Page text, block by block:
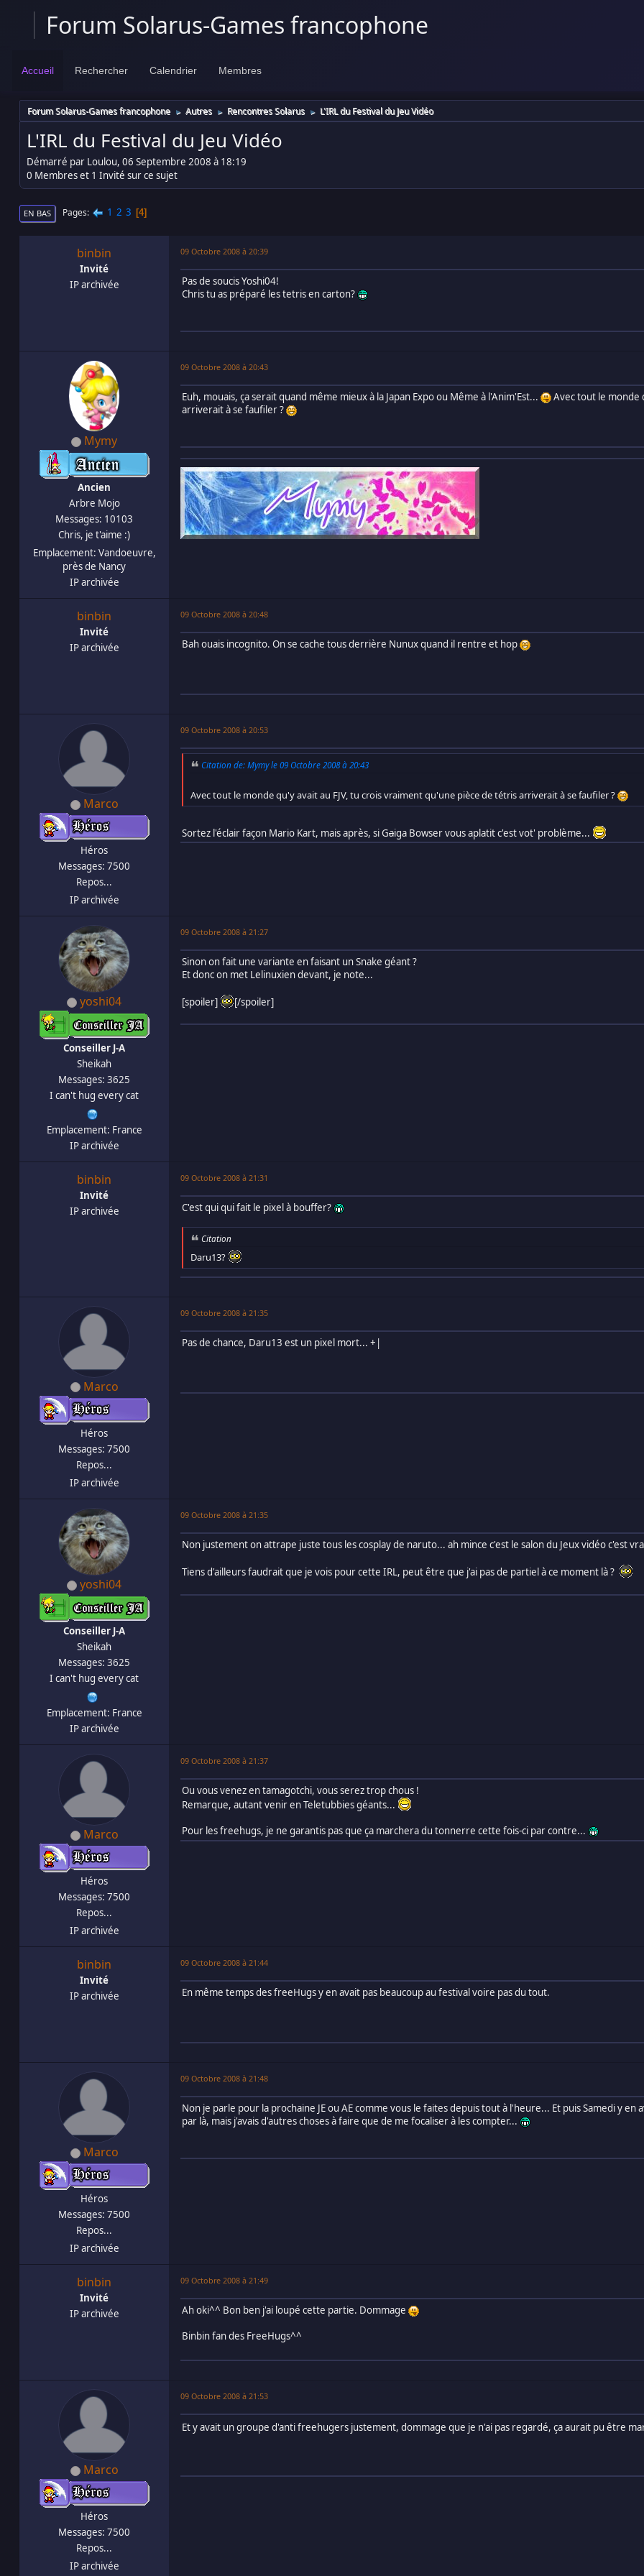
Forum Solarus-Games francophone
Accueil Rechercher Calendrier Membres
Forum Solarus-Games francophone ► Autres ► Rencontres Solarus ► L'IRL du Festival du Jeu Vidéo
L'IRL du Festival du Jeu Vidéo
Démarré par Loulou, 06 Septembre 2008 à 18:19
0 Membres et 1 Invité sur ce sujet
EN BAS Pages 1 2 3 4
binbin
Invité
IP archivée
09 Octobre 2008 à 20:39
Pas de soucis Yoshi04!
Chris tu as préparé les tetris en carton?
Mymy
Ancien
Arbre Mojo
Messages: 10103
Chris, je t'aime :)
Emplacement: Vandoeuvre,
près de Nancy
IP archivée
09 Octobre 2008 à 20:43
Euh, mouais, ça serait quand même mieux à la Japan Expo ou Même à l'Anim'Est...
Avec tout le monde
arriverait à se faufiler ?
binbin
Invité
IP archivée
09 Octobre 2008 à 20:48
Bah ouais incognito. On se cache tous derrière Nunux quand il rentre et hop
Marco
Héros
Messages: 7500
Repos...
IP archivée
09 Octobre 2008 à 20:53
Citation de: Mymy le 09 Octobre 2008 à 20:43
Avec tout le monde qu'y avait au FJV, tu crois vraiment qu'une pièce de tétris arriverait à se faufiler ?
Sortez l'éclair façon Mario Kart, mais après, si Gaiga Bowser vous aplatit c'est vot' problème...
yoshi04
Conseiller J-A
Sheikah
Messages: 3625
I can't hug every cat
Emplacement: France
IP archivée
09 Octobre 2008 à 21:27
Sinon on fait une variante en faisant un Snake géant ?
Et donc on met Lelinuxien devant, je note...
[spoiler] [/spoiler]
binbin
Invité
IP archivée
09 Octobre 2008 à 21:31
C'est qui qui fait le pixel à bouffer?
Citation
Daru13?
Marco
Héros
Messages: 7500
Repos...
IP archivée
09 Octobre 2008 à 21:35
Pas de chance, Daru13 est un pixel mort... +|
yoshi04
Conseiller J-A
Sheikah
Messages: 3625
I can't hug every cat
Emplacement: France
IP archivée
09 Octobre 2008 à 21:35
Non justement on attrape juste tous les cosplay de naruto... ah mince c'est le salon du Jeux vidéo c'est
Tiens d'ailleurs faudrait que je vois pour cette IRL, peut être que j'ai pas de partiel à ce moment là ?
Marco
Héros
Messages: 7500
Repos...
IP archivée
09 Octobre 2008 à 21:37
Ou vous venez en tamagotchi, vous serez trop chous !
Remarque, autant venir en Teletubbies géants...
Pour les freehugs, je ne garantis pas que ça marchera du tonnerre cette fois-ci par contre...
binbin
Invité
IP archivée
09 Octobre 2008 à 21:44
En même temps des freeHugs y en avait pas beaucoup au festival voire pas du tout.
Marco
Héros
Messages: 7500
Repos...
IP archivée
09 Octobre 2008 à 21:48
Non je parle pour la prochaine JE ou AE comme vous le faites depuis tout à l'heure... Et puis Samedi y
par là, mais j'avais d'autres choses à faire que de me focaliser à les compter...
binbin
Invité
IP archivée
09 Octobre 2008 à 21:49
Ah oki^^ Bon ben j'ai loupé cette partie. Dommage
Binbin fan des FreeHugs^^
Marco
Héros
Messages: 7500
Repos...
IP archivée
09 Octobre 2008 à 21:53
Et y avait un groupe d'anti freehugers justement, dommage que je n'ai pas regardé, ça aurait pu être